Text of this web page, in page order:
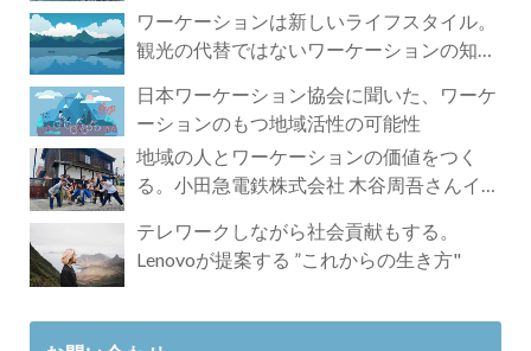
ワーケーションは新しいライフスタイル。
観光の代替ではないワーケーションの知ら
日本ワーケーション協会に聞いた、ワーケ
ーションのもつ地域活性の可能性
地域の人とワーケーションの価値をつく
る。小田急電鉄株式会社 木谷周吾さんイン
テレワークしながら社会貢献もする。
Lenovoが提案する ”これからの生き方"